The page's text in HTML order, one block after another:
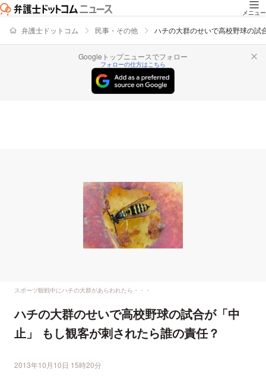
メニュー
弁護士ドットコム 民事・その他 ハチの大群のせいで高校野球の試
Googleトップニュースでフォロー
フォローの仕方はこちら
スポーツ観戦中にハチの大群があらわれたら・・・
ハチの大群のせいで高校野球の試合が「中
止」 もし観客が刺されたら誰の責任？
2013年10月10日 15時20分